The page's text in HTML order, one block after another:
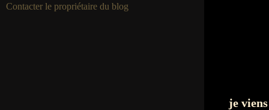
Contacter le propriétaire du blog
je